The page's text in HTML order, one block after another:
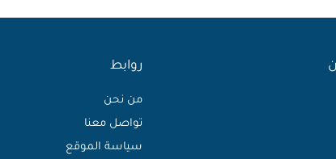
روابط
من نحن
تواصل معنا
سياسة الموقع